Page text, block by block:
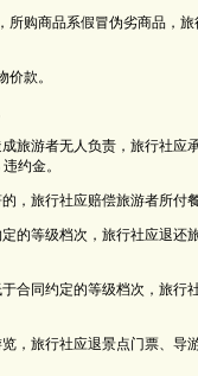
购商品系假冒伪劣商品，
款。
旅游者无人负责，旅行社应
约金。
，旅行社应赔偿旅游者所付
的等级档次，旅行社应退还
合同约定的等级档次，旅行
，旅行社应退景点门票、导